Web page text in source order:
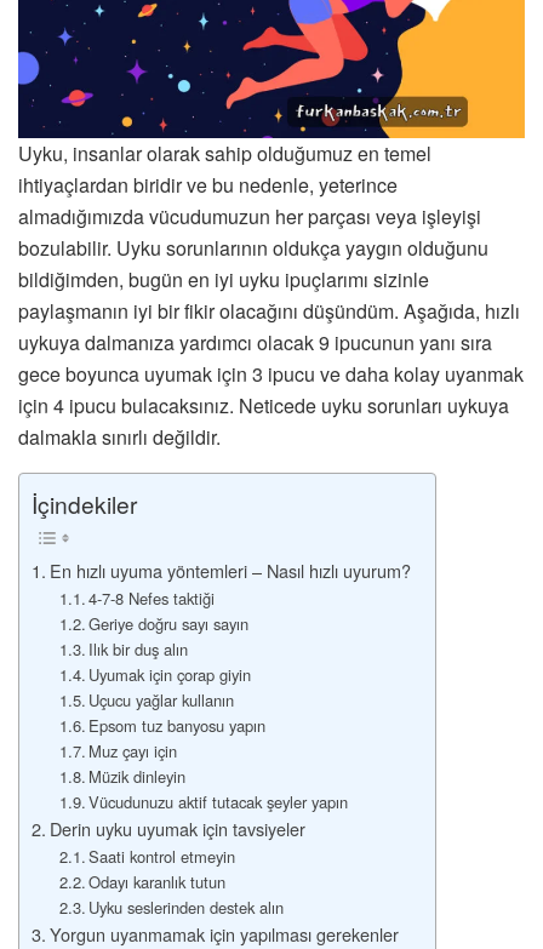
Uyku, insanlar olarak sahip olduğumuz en temel
ihtiyaçlardan biridir ve bu nedenle, yeterince
almadığımızda vücudumuzun her parçası veya işleyişi
bozulabilir. Uyku sorunlarının oldukça yaygın olduğunu
bildiğimden, bugün en iyi uyku ipuçlarımı sizinle
paylaşmanın iyi bir fikir olacağını düşündüm. Aşağıda, hızlı
uykuya dalmanıza yardımcı olacak 9 ipucunun yanı sıra
gece boyunca uyumak için 3 ipucu ve daha kolay uyanmak
için 4 ipucu bulacaksınız. Neticede uyku sorunları uykuya
dalmakla sınırlı değildir.
İçindekiler
En hızlı uyuma yöntemleri – Nasıl hızlı uyurum?
4-7-8 Nefes taktiği
Geriye doğru sayı sayın
Ilık bir duş alın
Uyumak için çorap giyin
Uçucu yağlar kullanın
Epsom tuz banyosu yapın
Muz çayı için
Müzik dinleyin
Vücudunuzu aktif tutacak şeyler yapın
Derin uyku uyumak için tavsiyeler
Saati kontrol etmeyin
Odayı karanlık tutun
Uyku seslerinden destek alın
Yorgun uyanmamak için yapılması gerekenler